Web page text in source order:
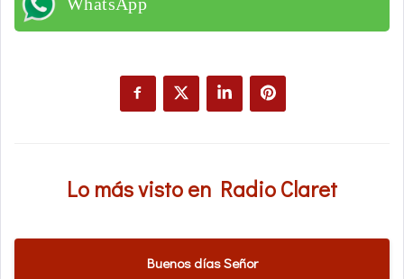
Lo más visto en Radio Claret
Buenos días Señor